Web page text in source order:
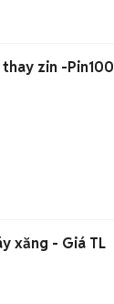
thay zin -Pin100
xăng - Giá TL